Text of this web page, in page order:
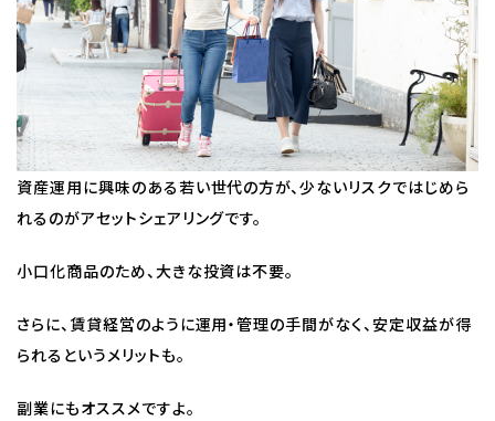
資産運用に興味のある若い世代の方が、少ないリスクではじめら
れるのがアセットシェアリングです。
小口化商品のため、大きな投資は不要。
さらに、賃貸経営のように運用・管理の手間がなく、安定収益が得
られるというメリットも。
副業にもオススメですよ。